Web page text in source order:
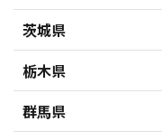
茨城県
栃木県
群馬県